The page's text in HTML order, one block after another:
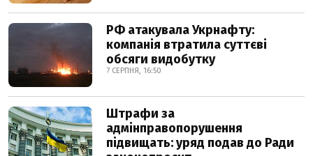
РФ атакувала Укрнафту:
компанія втратила суттєві
обсяги видобутку
7 СЕРПНЯ, 16:50
Штрафи за
адмінправопорушення
підвищать: уряд подав до Ради